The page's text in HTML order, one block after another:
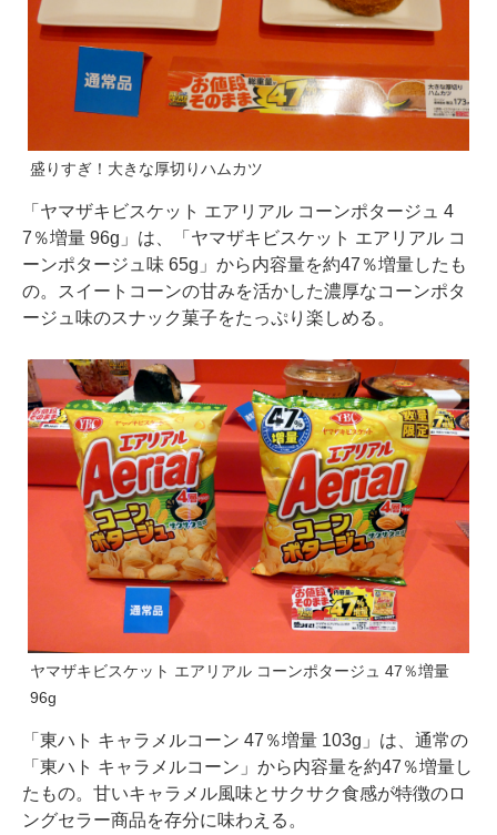
盛りすぎ！大きな厚切りハムカツ
「ヤマザキビスケット エアリアル コーンポタージュ 4
7％増量 96g」は、「ヤマザキビスケット エアリアル コ
ーンポタージュ味 65g」から内容量を約47％増量したも
の。スイートコーンの甘みを活かした濃厚なコーンポタ
ージュ味のスナック菓子をたっぷり楽しめる。
ヤマザキビスケット エアリアル コーンポタージュ 47％増量
96g
「東ハト キャラメルコーン 47％増量 103g」は、通常の
「東ハト キャラメルコーン」から内容量を約47％増量し
たもの。甘いキャラメル風味とサクサク食感が特徴のロ
ングセラー商品を存分に味わえる。